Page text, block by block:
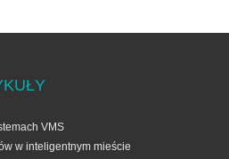
VMS
w inteligentnym mieście